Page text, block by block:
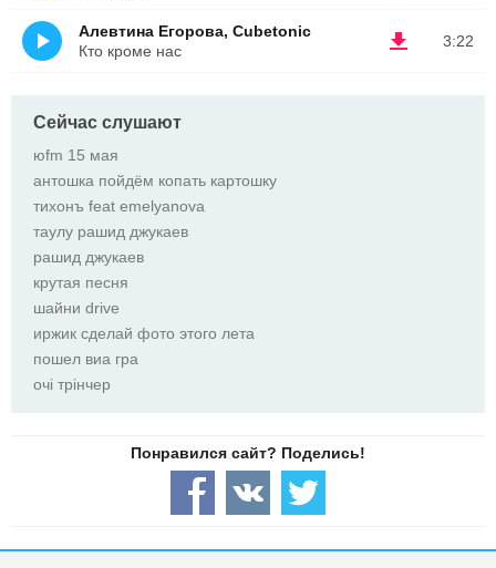
3:22
Алевтина Егорова, Cubetonic
Кто кроме нас
Сейчас слушают
юfm 15 мая
антошка пойдём копать картошку
тихонъ feat emelyanova
таулу рашид джукаев
рашид джукаев
крутая песня
шайни drive
иржик сделай фото этого лета
пошел виа гра
очі трінчер